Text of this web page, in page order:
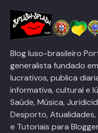
Blog luso-brasileiro
generalista fundado
lucrativos, publica
informativa, cultural e
Saúde, Música,
Desporto,
e Tutoriais para